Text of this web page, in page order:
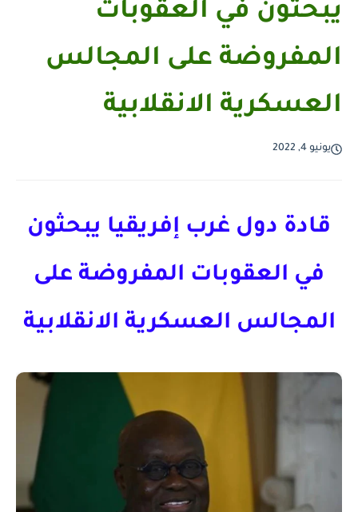
يبحثون في العقوبات
المفروضة على المجالس
العسكرية الانقلابية
يونيو 4, 2022
قادة دول غرب إفريقيا يبحثون
في العقوبات المفروضة على
المجالس العسكرية الانقلابية